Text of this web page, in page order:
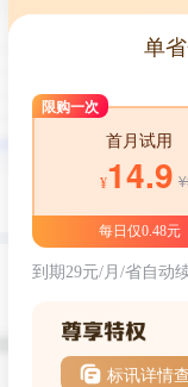
单
限购一次
首月试用
¥14.9
每日仅0.48元
到期29元/月/省自动
标讯详情